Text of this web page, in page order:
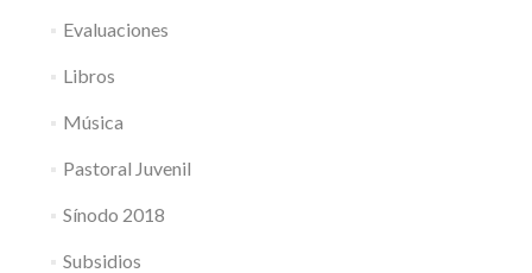
Evaluaciones
Libros
Música
Pastoral Juvenil
Sínodo 2018
Subsidios